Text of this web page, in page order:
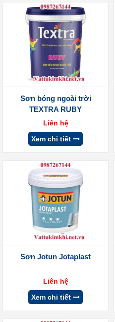
Sơn bóng ngoài trời
TEXTRA RUBY
Liên hệ
Xem chi tiết
Sơn Jotun Jotaplast
Liên hệ
Xem chi tiết